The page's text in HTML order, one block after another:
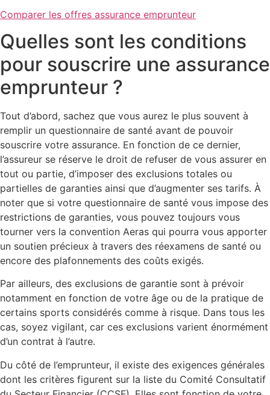
Comparer les offres assurance emprunteur
Quelles sont les conditions
pour souscrire une assurance
emprunteur ?
Tout d’abord, sachez que vous aurez le plus souvent à
remplir un questionnaire de santé avant de pouvoir
souscrire votre assurance. En fonction de ce dernier,
l’assureur se réserve le droit de refuser de vous assurer en
tout ou partie, d’imposer des exclusions totales ou
partielles de garanties ainsi que d’augmenter ses tarifs. À
noter que si votre questionnaire de santé vous impose des
restrictions de garanties, vous pouvez toujours vous
tourner vers la convention Aeras qui pourra vous apporter
un soutien précieux à travers des réexamens de santé ou
encore des plafonnements des coûts exigés.
Par ailleurs, des exclusions de garantie sont à prévoir
notamment en fonction de votre âge ou de la pratique de
certains sports considérés comme à risque. Dans tous les
cas, soyez vigilant, car ces exclusions varient énormément
d’un contrat à l’autre.
Du côté de l’emprunteur, il existe des exigences générales
dont les critères figurent sur la liste du Comité Consultatif